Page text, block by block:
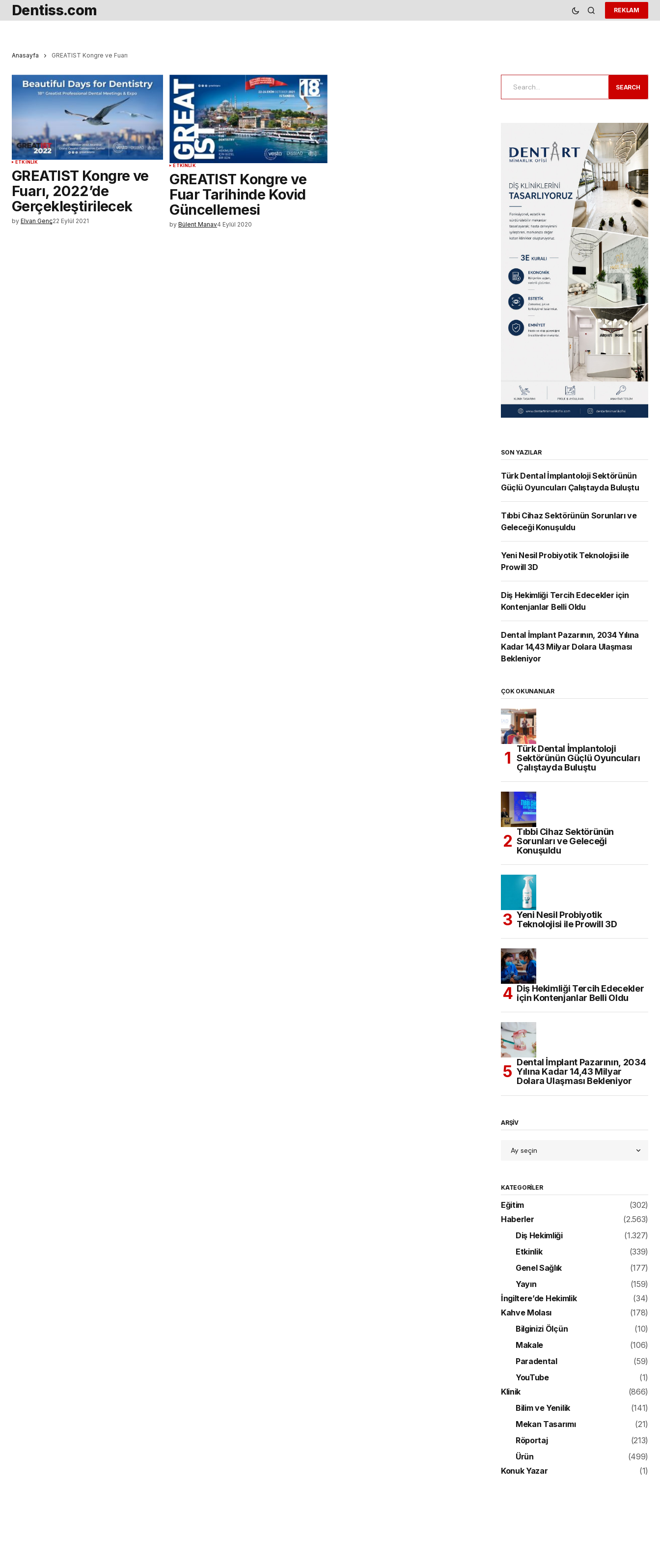
Dentiss.com REKLAM
Anasayfa GREATIST Kongre ve Fuarı
ETKINLIK
GREATIST Kongre ve
Fuarı, 2022’de
Gerçekleştirilecek
by Elvan Genç22 Eylül 2021
ETKINLIK
GREATIST Kongre ve
Fuar Tarihinde Kovid
Güncellemesi
by Bülent Manav4 Eylül 2020
SEARCH
SON YAZILAR
Türk Dental İmplantoloji Sektörünün
Güçlü Oyuncuları Çalıştayda Buluştu
Tıbbi Cihaz Sektörünün Sorunları ve
Geleceği Konuşuldu
Yeni Nesil Probiyotik Teknolojisi ile
Prowill 3D
Diş Hekimliği Tercih Edecekler için
Kontenjanlar Belli Oldu
Dental İmplant Pazarının, 2034 Yılına
Kadar 14,43 Milyar Dolara Ulaşması
Bekleniyor
ÇOK OKUNANLAR
Türk Dental İmplantoloji
Sektörünün Güçlü Oyuncuları
Çalıştayda Buluştu
Tıbbi Cihaz Sektörünün
Sorunları ve Geleceği
Konuşuldu
Yeni Nesil Probiyotik
Teknolojisi ile Prowill 3D
Diş Hekimliği Tercih Edecekler
için Kontenjanlar Belli Oldu
Dental İmplant Pazarının, 2034
Yılına Kadar 14,43 Milyar
Dolara Ulaşması Bekleniyor
ARŞİV
KATEGORILER
Eğitim
(302)
Haberler
(2.563)
Diş Hekimliği
(1.327)
Etkinlik
(339)
Genel Sağlık
(177)
Yayın
(159)
İngiltere’de Hekimlik
(34)
Kahve Molası
(178)
Bilginizi Ölçün
(10)
Makale
(106)
Paradental
(59)
YouTube
(1)
Klinik
(866)
Bilim ve Yenilik
(141)
Mekan Tasarımı
(21)
Röportaj
(213)
Ürün
(499)
Konuk Yazar
(1)